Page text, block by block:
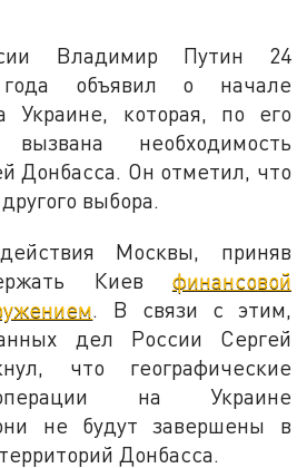
Владимир Путин 24
объявил о начале
Украине, которая, по его
необходимость
Донбасса. Он отметил, что
выбора.
Москвы, приняв
Киев финансовой
. В связи с этим,
дел России Сергей
что географические
на Украине
не будут завершены в
Донбасса.